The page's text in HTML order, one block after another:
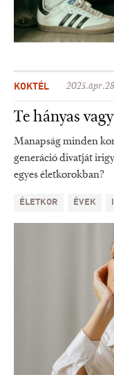
KOKTÉL
Te hányas
Manapság minden
generáció divatját
egyes életkorokban?
ÉLETKOR ÉVEK